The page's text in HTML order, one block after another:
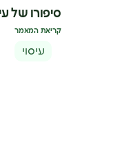
סיפורו של
קריאת המאמר
עיסוי